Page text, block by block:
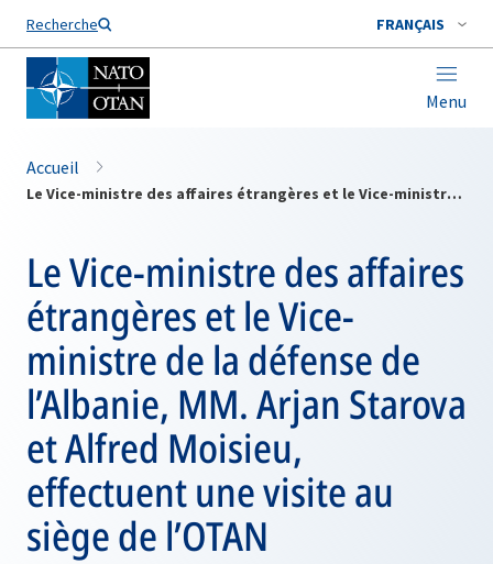
Recherche FRANÇAIS
Menu
Nom de famille*
Accueil
Le Vice-ministre des affaires étrangères et le Vice-ministre de la défense de l’Albanie, MM. Arjan Starova et Alfred Moisieu, effectuent une visite au siège de l’OTAN
Le Vice-ministre des affaires
étrangères et le Vice-
ministre de la défense de
l’Albanie, MM. Arjan Starova
et Alfred Moisieu,
effectuent une visite au
siège de l’OTAN